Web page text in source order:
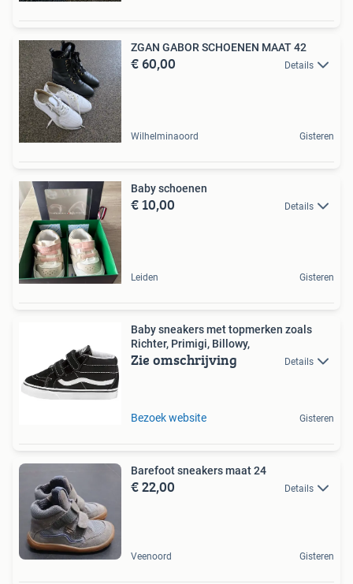
ZGAN GABOR SCHOENEN MAAT 42
€ 60,00 Details
Wilhelminaoord Gisteren
Baby schoenen
€ 10,00 Details
Leiden Gisteren
Baby sneakers met topmerken zoals
Richter, Primigi, Billowy,
Zie omschrijving Details
Bezoek website Gisteren
Barefoot sneakers maat 24
€ 22,00 Details
Veenoord Gisteren